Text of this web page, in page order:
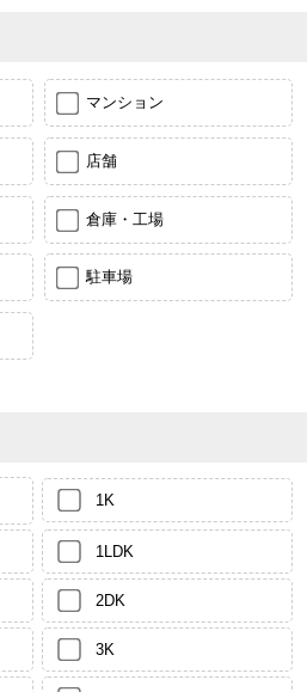
マンション
店舗
倉庫・工場
駐車場
1K
1LDK
2DK
3K